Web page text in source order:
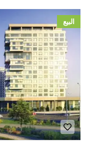
البيع